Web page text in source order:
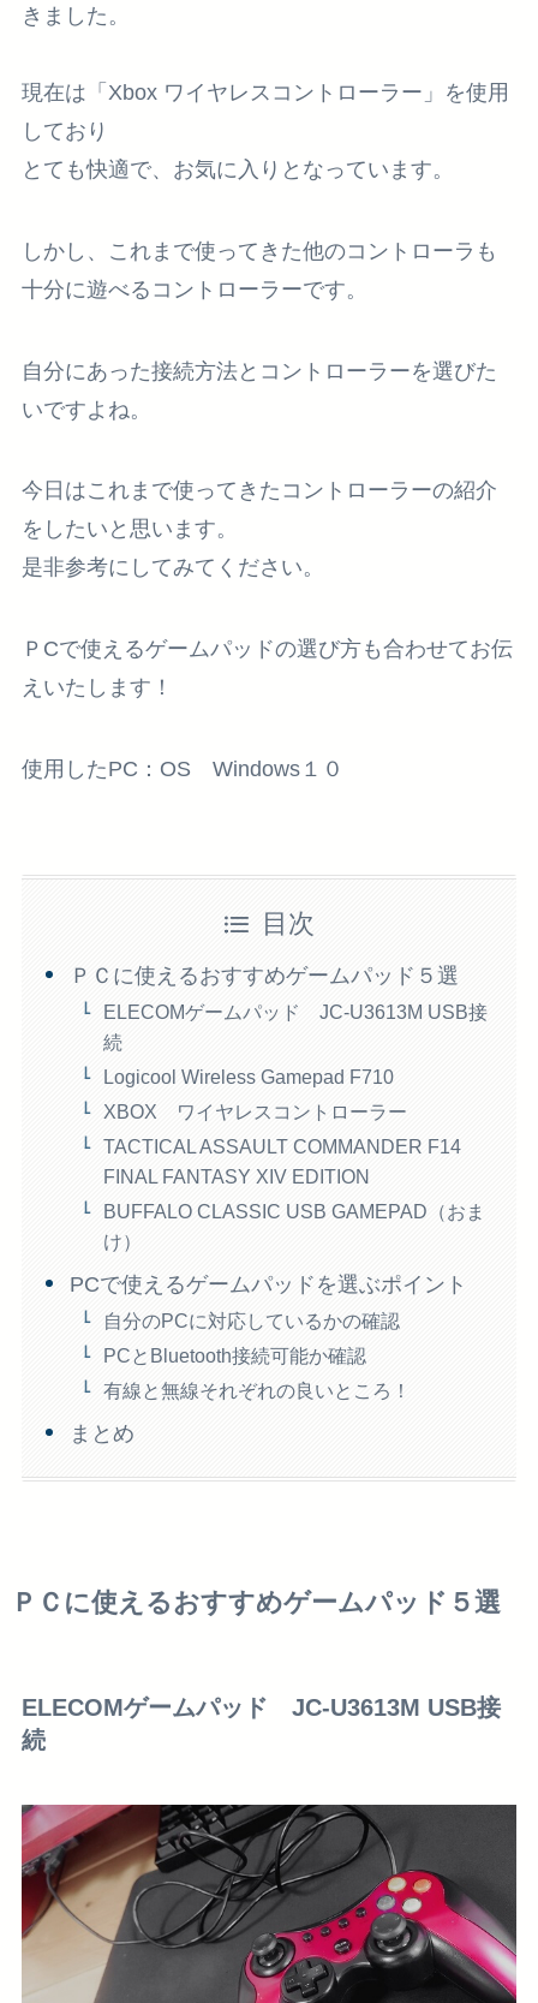
きました。
現在は「Xbox ワイヤレスコントローラー」を使用
しており
とても快適で、お気に入りとなっています。
しかし、これまで使ってきた他のコントローラも
十分に遊べるコントローラーです。
自分にあった接続方法とコントローラーを選びた
いですよね。
今日はこれまで使ってきたコントローラーの紹介
をしたいと思います。
是非参考にしてみてください。
ＰCで使えるゲームパッドの選び方も合わせてお伝
えいたします！
使用したPC：OS Windows１０
目次
ＰＣに使えるおすすめゲームパッド５選
ELECOMゲームパッド JC-U3613M USB接
続
Logicool Wireless Gamepad F710
XBOX ワイヤレスコントローラー
TACTICAL ASSAULT COMMANDER F14
FINAL FANTASY XIV EDITION
BUFFALO CLASSIC USB GAMEPAD（おま
け）
PCで使えるゲームパッドを選ぶポイント
自分のPCに対応しているかの確認
PCとBluetooth接続可能か確認
有線と無線それぞれの良いところ！
まとめ
ＰＣに使えるおすすめゲームパッド５選
ELECOMゲームパッド JC-U3613M USB接
続